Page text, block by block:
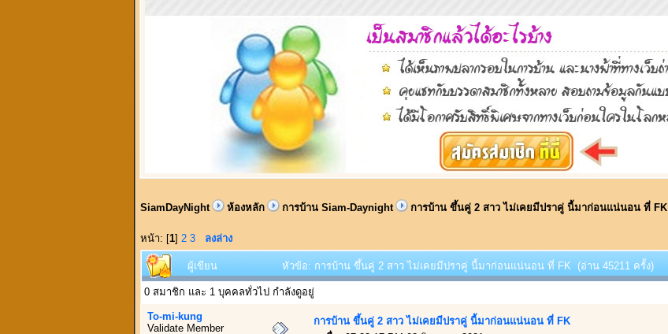
SiamDayNight ห้องหลัก การบ้าน Siam-Daynight การบ้าน ขึ้นคู่ 2 สาว ไม่เคยมีปราคู่ นี้มาก่อนแน่นอน ที่ FK
หน้า: [1] 2 3 ลงล่าง
ผู้เขียน หัวข้อ: การบ้าน ขึ้นคู่ 2 สาว ไม่เคยมีปราคู่ นี้มาก่อนแน่นอน ที่ FK (อ่าน 45211 ครั้ง)
0 สมาชิก และ 1 บุคคลทั่วไป กำลังดูอยู่
To-mi-kung
Validate Member
การบ้าน ขึ้นคู่ 2 สาว ไม่เคยมีปราคู่ นี้มาก่อนแน่นอน ที่ FK